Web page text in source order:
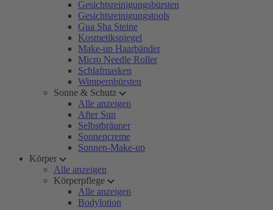
Gesichtsreinigungsbürsten
Gesichtsreinigungstools
Gua Sha Steine
Kosmetikspiegel
Make-up Haarbänder
Micro Needle Roller
Schlafmasken
Wimpernbürsten
Sonne & Schutz
Alle anzeigen
After Sun
Selbstbräuner
Sonnencreme
Sonnen-Make-up
Körper
Alle anzeigen
Körperpflege
Alle anzeigen
Bodylotion